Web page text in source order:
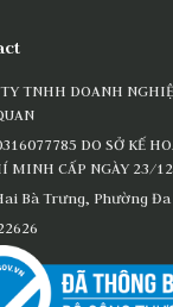
TNHH DOANH
DO SỞ KẾ
MINH CẤP NGÀY 23/
Bà Trưng, Phường